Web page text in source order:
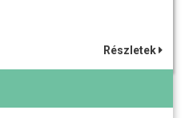
Részletek